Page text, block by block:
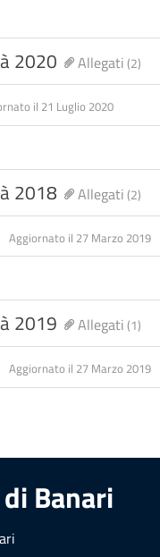
2020 Allegati(2)
il 21 Luglio 2020
2018 Allegati(2)
Aggiornato il 27 Marzo 2019
2019 Allegati(1)
Aggiornato il 27 Marzo 2019
Banari